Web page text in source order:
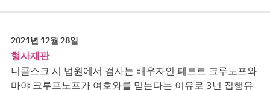
2021년 12월 28일
형사재판
니콜스크 시 법원에서 검사는 배우자인 페트르 크루노프와
마야 크루프노프가 여호와를 믿는다는 이유로 3년 집행유